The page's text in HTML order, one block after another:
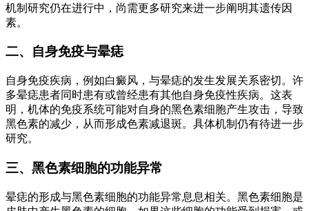
机制研究仍在进行中，尚需更多研究来进一步阐明其遗传因
素。
二、自身免疫与晕痣
自身免疫疾病，例如白癜风，与晕痣的发生发展关系密切。许
多晕痣患者同时患有或曾经患有其他自身免疫性疾病。这表
明，机体的免疫系统可能对自身的黑色素细胞产生攻击，导致
黑色素的减少，从而形成色素减退斑。具体机制仍有待进一步
研究。
三、黑色素细胞的功能异常
晕痣的形成与黑色素细胞的功能异常息息相关。黑色素细胞是